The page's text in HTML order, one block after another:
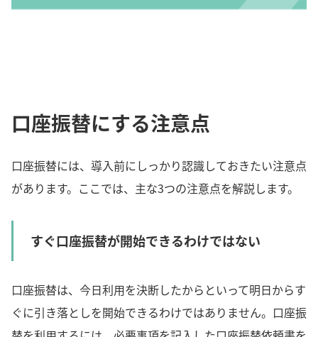
口座振替にする注意点
口座振替には、導入前にしっかり認識しておきたい注意点
があります。ここでは、主な3つの注意点を解説します。
すぐ口座振替が開始できるわけではない
口座振替は、今日利用を決断したからといって明日からす
ぐに引き落としを開始できるわけではありません。口座振